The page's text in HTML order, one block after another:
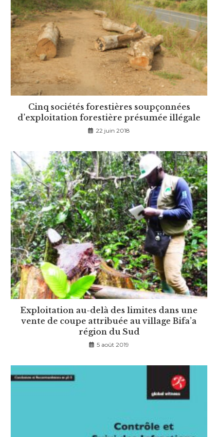
Cinq sociétés forestières soupçonnées
d’exploitation forestière présumée illégale
22 juin 2018
Exploitation au-delà des limites dans une
vente de coupe attribuée au village Bifa’a
région du Sud
5 août 2019